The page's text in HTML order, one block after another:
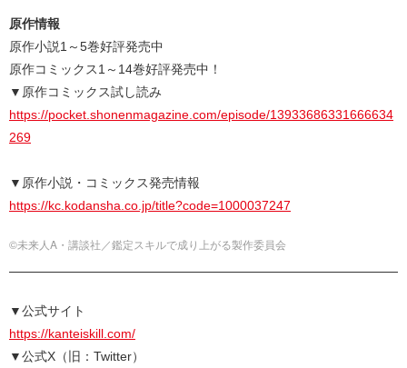
原作情報
原作小説1～5巻好評発売中
原作コミックス1～14巻好評発売中！
▼原作コミックス試し読み
https://pocket.shonenmagazine.com/episode/13933686331666634
269
▼原作小説・コミックス発売情報
https://kc.kodansha.co.jp/title?code=1000037247
©未来人A・講談社／鑑定スキルで成り上がる製作委員会
▼公式サイト
https://kanteiskill.com/
▼公式X（旧：Twitter）